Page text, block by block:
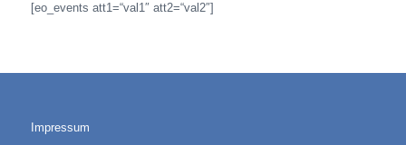
[eo_events att1=“val1″ att2=“val2″]
Impressum